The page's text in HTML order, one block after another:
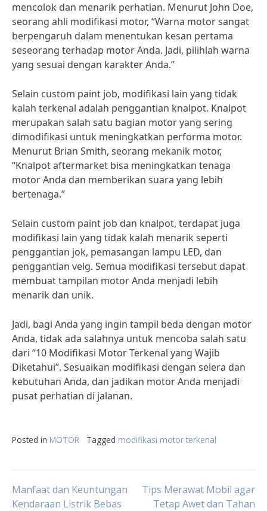
mencolok dan menarik perhatian. Menurut John Doe,
seorang ahli modifikasi motor, “Warna motor sangat
berpengaruh dalam menentukan kesan pertama
seseorang terhadap motor Anda. Jadi, pilihlah warna
yang sesuai dengan karakter Anda.”
Selain custom paint job, modifikasi lain yang tidak
kalah terkenal adalah penggantian knalpot. Knalpot
merupakan salah satu bagian motor yang sering
dimodifikasi untuk meningkatkan performa motor.
Menurut Brian Smith, seorang mekanik motor,
“Knalpot aftermarket bisa meningkatkan tenaga
motor Anda dan memberikan suara yang lebih
bertenaga.”
Selain custom paint job dan knalpot, terdapat juga
modifikasi lain yang tidak kalah menarik seperti
penggantian jok, pemasangan lampu LED, dan
penggantian velg. Semua modifikasi tersebut dapat
membuat tampilan motor Anda menjadi lebih
menarik dan unik.
Jadi, bagi Anda yang ingin tampil beda dengan motor
Anda, tidak ada salahnya untuk mencoba salah satu
dari “10 Modifikasi Motor Terkenal yang Wajib
Diketahui”. Sesuaikan modifikasi dengan selera dan
kebutuhan Anda, dan jadikan motor Anda menjadi
pusat perhatian di jalanan.
Posted in MOTOR Tagged modifikasi motor terkenal
Post
Manfaat dan Keuntungan
Kendaraan Listrik Bebas
Tips Merawat Mobil agar
Tetap Awet dan Tahan